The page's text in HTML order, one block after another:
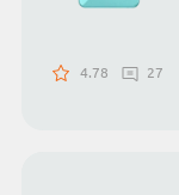
4.78 27